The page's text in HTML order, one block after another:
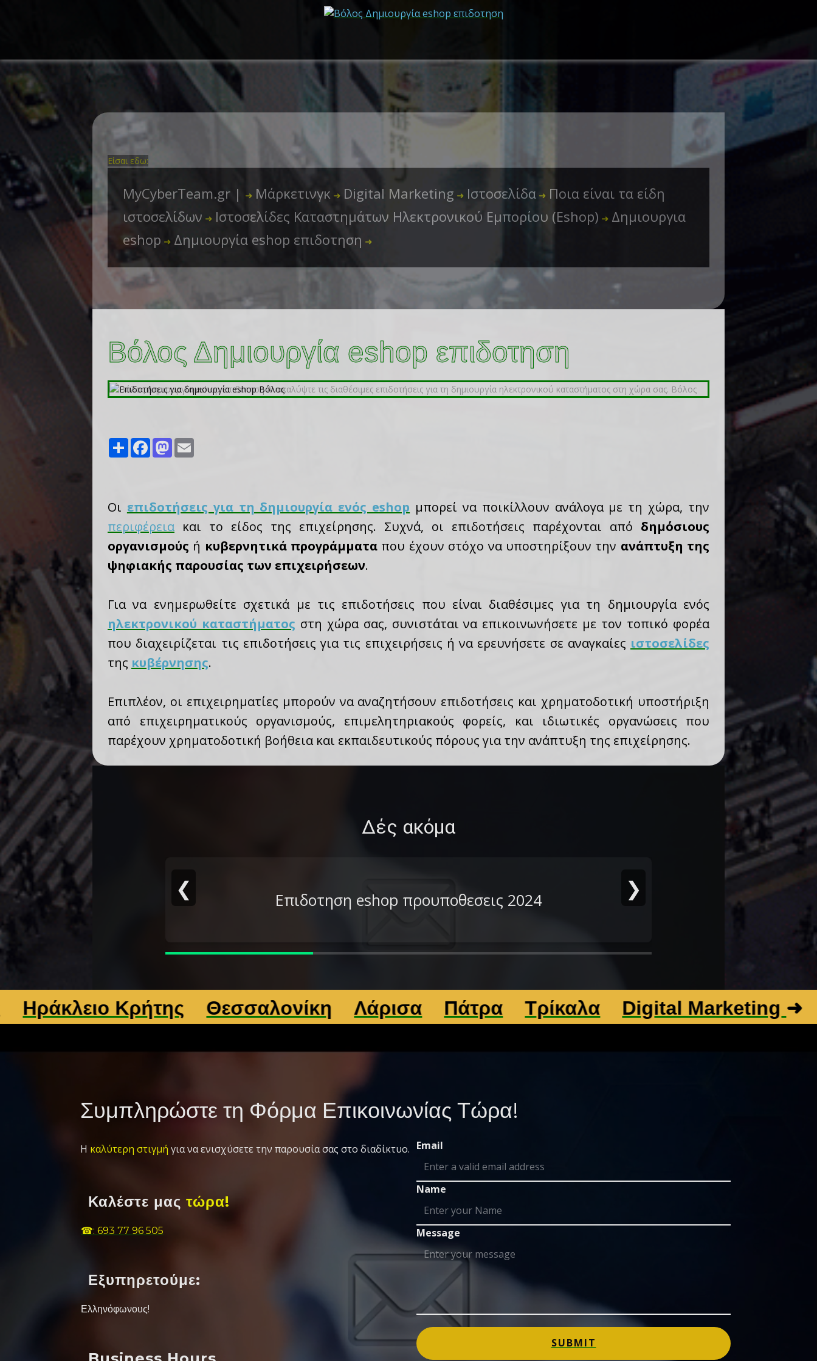
Είσαι εδω:
MyCyberTeam.gr | ➜ Μάρκετινγκ ➜ Digital Marketing ➜ Ιστοσελίδα ➜ Ποια είναι τα είδη
ιστοσελίδων ➜ Ιστοσελίδες Καταστημάτων Ηλεκτρονικού Εμπορίου (Eshop) ➜ Δημιουργια
eshop ➜ Δημιουργία eshop επιδοτηση ➜
Βόλος Δημιουργία eshop επιδοτηση
Share FacebookMastodon
Οι επιδοτήσεις για τη δημιουργία ενός eshop μπορεί να ποικίλλουν ανάλογα με τη χώρα, την
περιφέρεια και το είδος της επιχείρησης. Συχνά, οι επιδοτήσεις παρέχονται από δημόσιους
οργανισμούς ή κυβερνητικά προγράμματα που έχουν στόχο να υποστηρίξουν την ανάπτυξη της
ψηφιακής παρουσίας των επιχειρήσεων.
Για να ενημερωθείτε σχετικά με τις επιδοτήσεις που είναι διαθέσιμες για τη δημιουργία ενός
ηλεκτρονικού καταστήματος στη χώρα σας, συνιστάται να επικοινωνήσετε με τον τοπικό φορέα
που διαχειρίζεται τις επιδοτήσεις για τις επιχειρήσεις ή να ερευνήσετε σε αναγκαίες ιστοσελίδες
της κυβέρνησης.
Επιπλέον, οι επιχειρηματίες μπορούν να αναζητήσουν επιδοτήσεις και χρηματοδοτική υποστήριξη
από επιχειρηματικούς οργανισμούς, επιμελητηριακούς φορείς, και ιδιωτικές οργανώσεις που
παρέχουν χρηματοδοτική βοήθεια και εκπαιδευτικούς πόρους για την ανάπτυξη της επιχείρησης.
Δές ακόμα
❮ Επιδοτηση eshop προυποθεσεις 2024 ❯
Κρήτης Θεσσαλονίκη Λάρισα Πάτρα Τρίκαλα Digital Marketing➜
Συμπληρώστε τη Φόρμα Επικοινωνίας Τώρα!
Η καλύτερη στιγμή για να ενισχύσετε την παρουσία σας στο διαδίκτυο.
Καλέστε μας τώρα!
☎: 693 77 96 505
Εξυπηρετούμε:
Ελληνόφωνους!
Email
Name
Message
SUBMIT